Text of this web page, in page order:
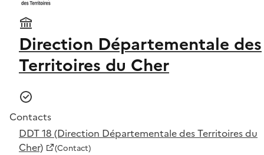
Direction Départementale des
Territoires du Cher
Contacts
DDT 18 (Direction Départementale des Territoires du
Cher)
(Contact)